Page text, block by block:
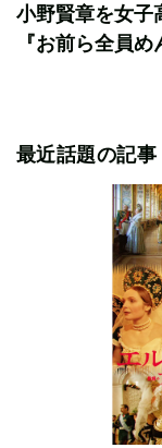
小野賢章を女
『お前ら全員め
最近話題の記事